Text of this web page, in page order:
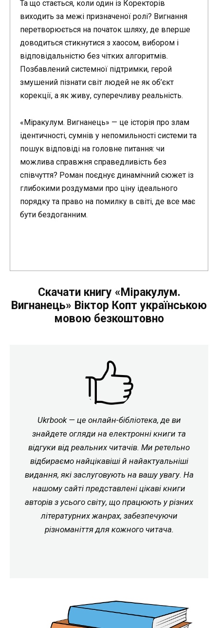
Та що стається, коли один із Коректорів
виходить за межі призначеної ролі? Вигнання
перетворюється на початок шляху, де вперше
доводиться стикнутися з хаосом, вибором і
відповідальністю без чітких алгоритмів.
Позбавлений системної підтримки, герой
змушений пізнати світ людей не як об’єкт
корекції, а як живу, суперечливу реальність.
«Міракулум. Вигнанець» — це історія про злам
ідентичності, сумнів у непомильності системи та
пошук відповіді на головне питання: чи
можлива справжня справедливість без
співчуття? Роман поєднує динамічний сюжет із
глибокими роздумами про ціну ідеального
порядку та право на помилку в світі, де все має
бути бездоганним.
Скачати книгу «Міракулум.
Вигнанець» Віктор Копт українською
мовою безкоштовно
Ukrbook — це онлайн-бібліотека, де ви
знайдете огляди на електронні книги та
відгуки від реальних читачів. Ми ретельно
відбираємо найцікавіші й найактуальніші
видання, які заслуговують на вашу увагу. На
нашому сайті представлені цікаві книги
авторів з усього світу, що працюють у різних
літературних жанрах, забезпечуючи
різноманіття для кожного читача.